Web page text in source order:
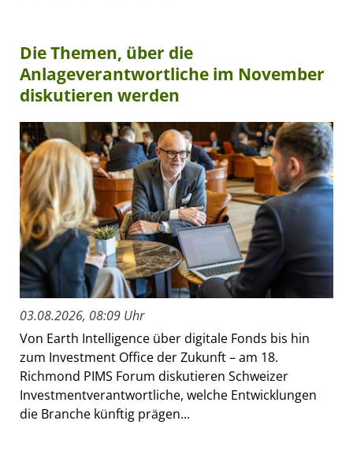
Die Themen, über die
Anlageverantwortliche im November
diskutieren werden
03.08.2026, 08:09 Uhr
Von Earth Intelligence über digitale Fonds bis hin
zum Investment Office der Zukunft – am 18.
Richmond PIMS Forum diskutieren Schweizer
Investmentverantwortliche, welche Entwicklungen
die Branche künftig prägen...